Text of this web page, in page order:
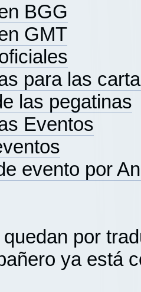
BGG
GMT
para las
las pegatinas
Eventos
evento por
por
ya está